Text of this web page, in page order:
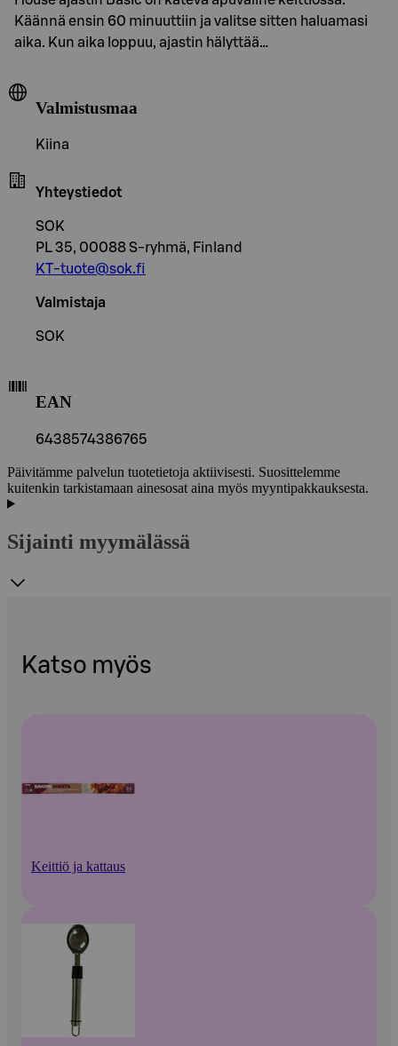
Käännä ensin 60 minuuttiin ja valitse sitten haluamasi
aika. Kun aika loppuu, ajastin hälyttää…
Valmistusmaa
Kiina
Yhteystiedot
SOK
PL 35, 00088 S-ryhmä, Finland
KT-tuote@sok.fi
Valmistaja
SOK
EAN
6438574386765
Päivitämme palvelun tuotetietoja aktiivisesti. Suosittelemme
kuitenkin tarkistamaan ainesosat aina myös myyntipakkauksesta.
Sijainti myymälässä
Katso myös
Keittiö ja kattaus